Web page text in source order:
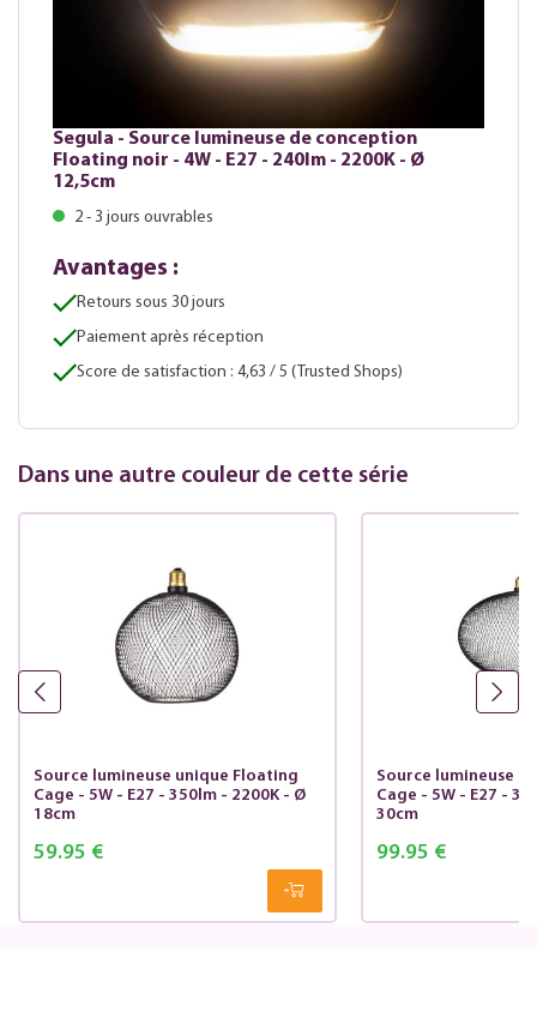
Segula - Source lumineuse de conception
Floating noir - 4W - E27 - 240lm - 2200K - Ø
12,5cm
2 - 3 jours ouvrables
Avantages :
Retours sous 30 jours
Paiement après réception
Score de satisfaction : 4,63 / 5 (Trusted Shops)
Dans une autre couleur de cette série
Source lumineuse unique Floating
Cage - 5W - E27 - 350lm - 2200K - Ø
18cm
59.95 €
Source lumineuse
Cage - 5W - E27 -
30cm
99.95 €